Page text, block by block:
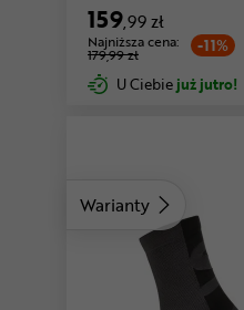
159,99 zł
-11%
Najniższa cena:
179,99 zł
U Ciebie już jutro!
Warianty